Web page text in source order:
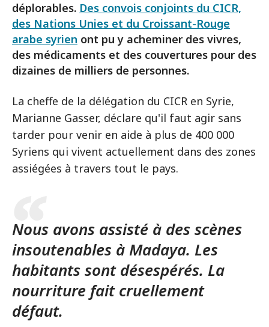
déplorables. Des convois conjoints du CICR,
des Nations Unies et du Croissant-Rouge
arabe syrien ont pu y acheminer des vivres,
des médicaments et des couvertures pour des
dizaines de milliers de personnes.
La cheffe de la délégation du CICR en Syrie,
Marianne Gasser, déclare qu'il faut agir sans
tarder pour venir en aide à plus de 400 000
Syriens qui vivent actuellement dans des zones
assiégées à travers tout le pays.
Nous avons assisté à des scènes
insoutenables à Madaya. Les
habitants sont désespérés. La
nourriture fait cruellement
défaut.